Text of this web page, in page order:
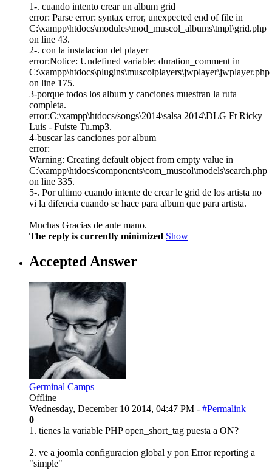
1-. cuando intento crear un album grid
error: Parse error: syntax error, unexpected end of file in
C:\xampp\htdocs\modules\mod_muscol_albums\tmpl\grid.php
on line 43.
2-. con la instalacion del player
error:Notice: Undefined variable: duration_comment in
C:\xampp\htdocs\plugins\muscolplayers\jwplayer\jwplayer.php
on line 175.
3-porque todos los album y canciones muestran la ruta
completa.
error:C:\xampp\htdocs/songs\2014\salsa 2014\DLG Ft Ricky
Luis - Fuiste Tu.mp3.
4-buscar las canciones por album
error:
Warning: Creating default object from empty value in
C:\xampp\htdocs\components\com_muscol\models\search.php
on line 335.
5-. Por ultimo cuando intente de crear le grid de los artista no
vi la difencia cuando se hace para album que para artista.
Muchas Gracias de ante mano.
The reply is currently minimized Show
Accepted Answer
Germinal Camps
Offline
Wednesday, December 10 2014, 04:47 PM - #Permalink
0
1. tienes la variable PHP open_short_tag puesta a ON?
2. ve a joomla configuracion global y pon Error reporting a
"simple"